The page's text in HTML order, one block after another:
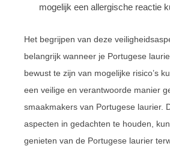
mogelijk een allergische reactie
Het begrijpen van deze
belangrijk wanneer je Portugese
bewust te zijn van mogelijke risico’s
een veilige en verantwoorde manier
smaakmakers van Portugese laurier.
aspecten in gedachten te houden,
genieten van de Portugese laurier